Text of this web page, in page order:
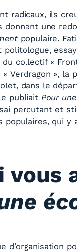
radicaux, ils
donnent une
populaire.
politologue,
collectif «
Verdragon », la
dans le
publiaitPour
percutant et
qui y
vous
d’organisation